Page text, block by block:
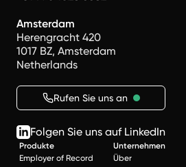
Amsterdam
Herengracht 420
1017 BZ, Amsterdam
Netherlands
Rufen Sie uns an
Folgen Sie uns auf LinkedIn
Produkte
Employer of Record
Unternehmen
Über